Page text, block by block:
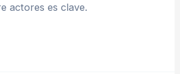
actores es clave.